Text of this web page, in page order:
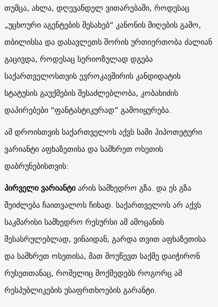
თუმცა, ახლა, დღევანდელ ვითარებაში, როდესაც
„უცხოური აგენტების შესახებ“ კანონის მიღების გამო,
თბილისსა და დასავლეთს შორის ურთიერთობა ძალიან
გაცივდა, როდესაც სერიოზულად დგება
საქართველოსთვის ევროკავშირის კანდიდატის
სტატუსის გაუქმების შესაძლებლობა, კობახიძის
დაპირებები “ფანტასტიკურად” გამოიყურება.
ამ დროისთვის საქართველოს აქვს სამი ჰიპოთეტური
ვარიანტი აფხაზეთისა და სამხრეთ ოსეთის
დაბრუნებისთვის:
პირველი ვარიანტიარის სამხედრო გზა. და ეს გზა
შეიძლება ჩაითვალოს ჩიხად. საქართველოს არ აქვს
საკმარისი სამხედრო რესურსი ამ ამოცანის
შესასრულებლად, ვინაიდან, გარდა თვით აფხაზეთისა
და სამხრეთ ოსეთისა, მათ მოუწევთ საქმე დაიჭირონ
რუსეთთანაც, რომელიც მოქმედებს როგორც ამ
რესპუბლიკების უსაფრთხოების გარანტი.